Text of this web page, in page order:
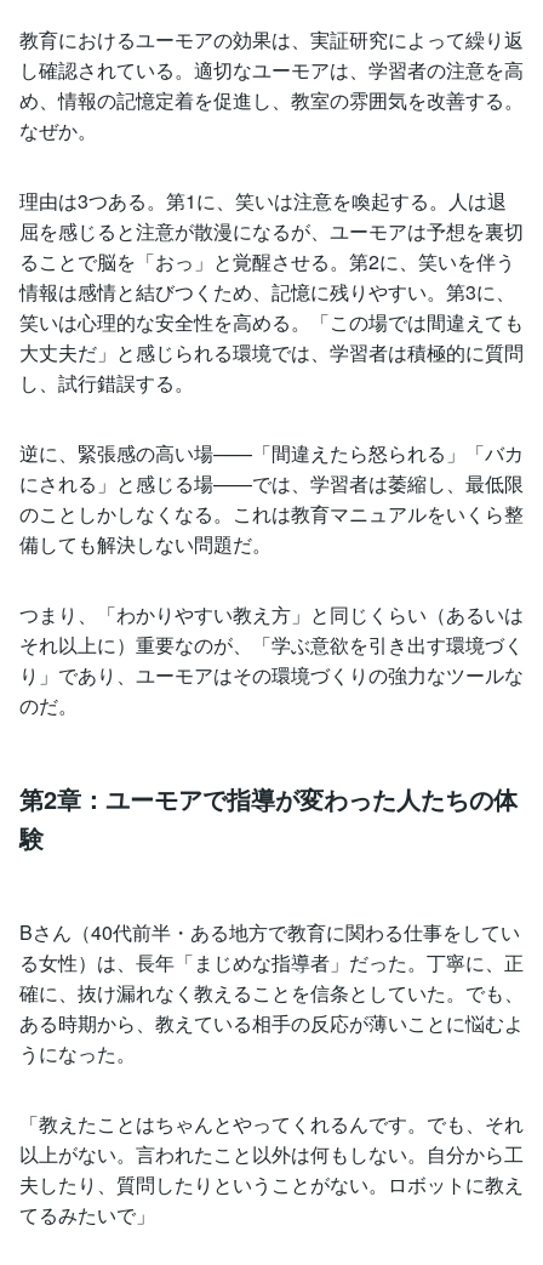
教育におけるユーモアの効果は、実証研究によって繰り返
し確認されている。適切なユーモアは、学習者の注意を高
め、情報の記憶定着を促進し、教室の雰囲気を改善する。
なぜか。
理由は3つある。第1に、笑いは注意を喚起する。人は退
屈を感じると注意が散漫になるが、ユーモアは予想を裏切
ることで脳を「おっ」と覚醒させる。第2に、笑いを伴う
情報は感情と結びつくため、記憶に残りやすい。第3に、
笑いは心理的な安全性を高める。「この場では間違えても
大丈夫だ」と感じられる環境では、学習者は積極的に質問
し、試行錯誤する。
逆に、緊張感の高い場——「間違えたら怒られる」「バカ
にされる」と感じる場——では、学習者は萎縮し、最低限
のことしかしなくなる。これは教育マニュアルをいくら整
備しても解決しない問題だ。
つまり、「わかりやすい教え方」と同じくらい（あるいは
それ以上に）重要なのが、「学ぶ意欲を引き出す環境づく
り」であり、ユーモアはその環境づくりの強力なツールな
のだ。
第2章：ユーモアで指導が変わった人たちの体
験
Bさん（40代前半・ある地方で教育に関わる仕事をしてい
る女性）は、長年「まじめな指導者」だった。丁寧に、正
確に、抜け漏れなく教えることを信条としていた。でも、
ある時期から、教えている相手の反応が薄いことに悩むよ
うになった。
「教えたことはちゃんとやってくれるんです。でも、それ
以上がない。言われたこと以外は何もしない。自分から工
夫したり、質問したりということがない。ロボットに教え
てるみたいで」